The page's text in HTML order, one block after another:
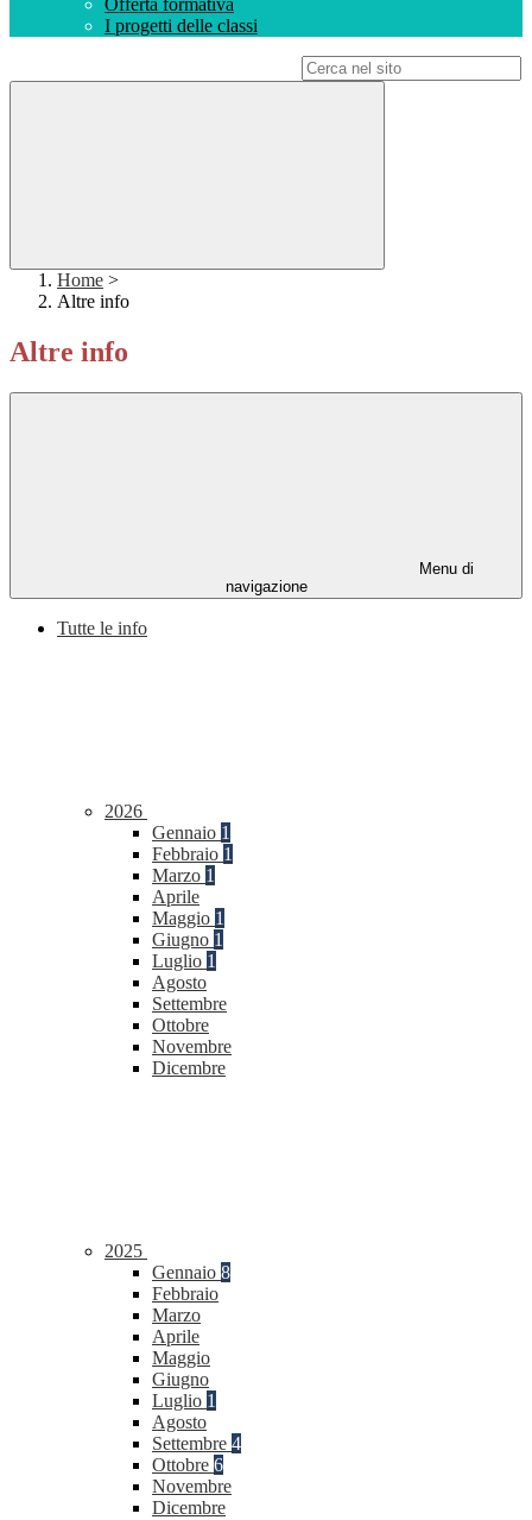
Offerta formativa
I progetti delle classi
Home >
Altre info
Altre info
Menu di
navigazione
Tutte le info
2026
Gennaio 1
Febbraio 1
Marzo 1
Aprile
Maggio 1
Giugno 1
Luglio 1
Agosto
Settembre
Ottobre
Novembre
Dicembre
2025
Gennaio 8
Febbraio
Marzo
Aprile
Maggio
Giugno
Luglio 1
Agosto
Settembre 4
Ottobre 6
Novembre
Dicembre